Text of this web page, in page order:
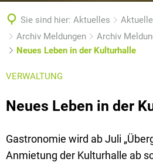
Sie sind hier: Aktuelles
Archiv Meldungen
Archiv
Neues Leben in der Kulturhalle
VERWALTUNG
Neues Leben in der
Gastronomie wird ab Juli
Anmietung der Kulturhalle ab